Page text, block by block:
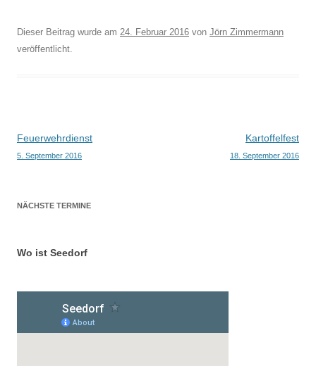
Dieser Beitrag wurde am 24. Februar 2016 von Jörn Zimmermann
veröffentlicht.
Beitragsnavigation
Feuerwehrdienst
5. September 2016
Kartoffelfest
18. September 2016
NÄCHSTE TERMINE
Wo ist Seedorf